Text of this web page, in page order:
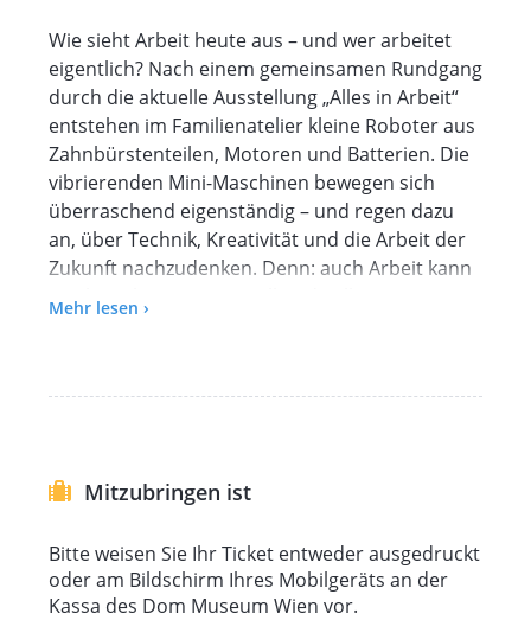
Wie sieht Arbeit heute aus – und wer arbeitet
eigentlich? Nach einem gemeinsamen Rundgang
durch die aktuelle Ausstellung „Alles in Arbeit“
entstehen im Familienatelier kleine Roboter aus
Zahnbürstenteilen, Motoren und Batterien. Die
vibrierenden Mini-Maschinen bewegen sich
überraschend eigenständig – und regen dazu
an, über Technik, Kreativität und die Arbeit der
Zukunft nachzudenken. Denn: auch Arbeit kann
spielerisch, experimentell und voller
Kinder nur in Begleitung von Erwachsenen!
Kind.
Mit Barbara Steininger-Wetzlmair
Mehr lesen ›
Mitzubringen ist
Bitte weisen Sie Ihr Ticket entweder ausgedruckt
oder am Bildschirm Ihres Mobilgeräts an der
Kassa des Dom Museum Wien vor.